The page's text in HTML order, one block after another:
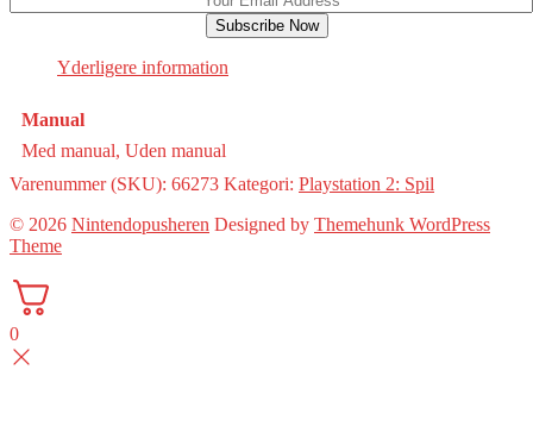
Subscribe Now
Yderligere information
Manual
Med manual, Uden manual
Varenummer (SKU): 66273 Kategori: Playstation 2: Spil
© 2026 Nintendopusheren Designed by Themehunk WordPress
Theme
0